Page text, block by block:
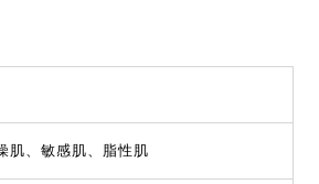
肌、敏感肌、脂性肌